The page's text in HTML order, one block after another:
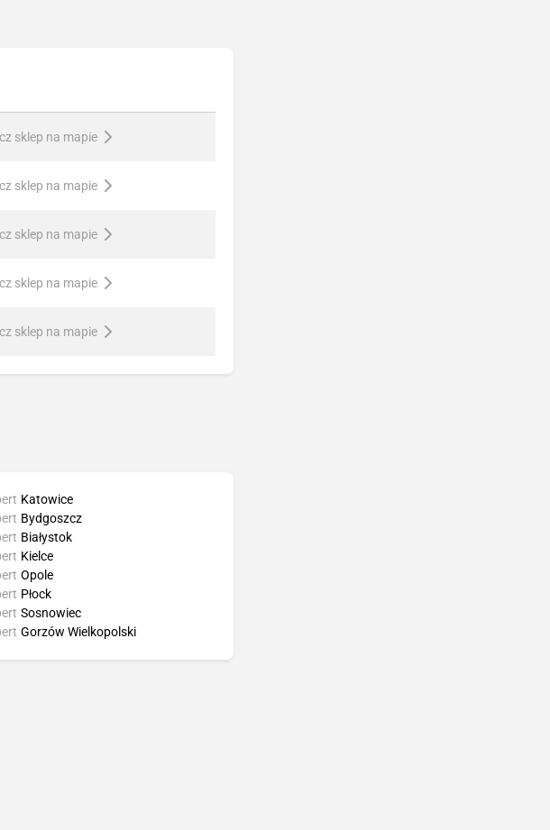
sklep na mapie
sklep na mapie
sklep na mapie
sklep na mapie
sklep na mapie
Katowice
Bydgoszcz
Białystok
Kielce
Opole
Płock
Sosnowiec
Gorzów Wielkopolski